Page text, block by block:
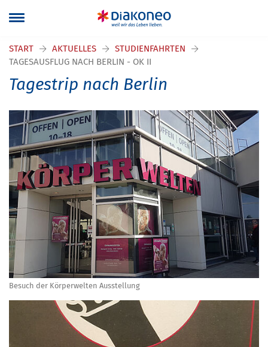
START AKTUELLES
STUDIENFAHRTEN
TAGESAUSFLUG NACH BERLIN - OK II
Tagestrip nach Berlin
Besuch der Körperwelten Ausstellung